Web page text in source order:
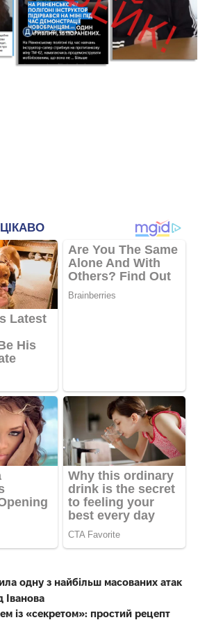
одну з найбільш масованих атак
Іванова
із «секретом»: простий рецепт